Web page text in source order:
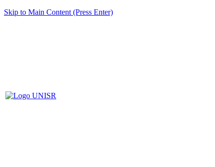
Skip to Main Content (Press Enter)